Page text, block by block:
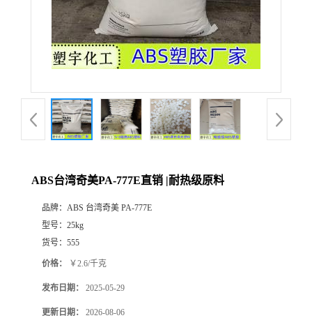
ABS台湾奇美PA-777E直销 |耐热级原料
品牌： ABS 台湾奇美 PA-777E
型号： 25kg
货号： 555
价格： ￥2.6/千克
发布日期： 2025-05-29
更新日期： 2026-08-06